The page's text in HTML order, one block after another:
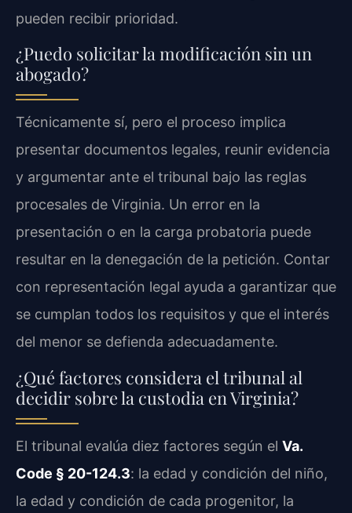
pueden recibir prioridad.
¿Puedo solicitar la modificación sin un
abogado?
Técnicamente sí, pero el proceso implica
presentar documentos legales, reunir evidencia
y argumentar ante el tribunal bajo las reglas
procesales de Virginia. Un error en la
presentación o en la carga probatoria puede
resultar en la denegación de la petición. Contar
con representación legal ayuda a garantizar que
se cumplan todos los requisitos y que el interés
del menor se defienda adecuadamente.
¿Qué factores considera el tribunal al
decidir sobre la custodia en Virginia?
El tribunal evalúa diez factores según el Va.
Code § 20-124.3: la edad y condición del niño,
la edad y condición de cada progenitor, la